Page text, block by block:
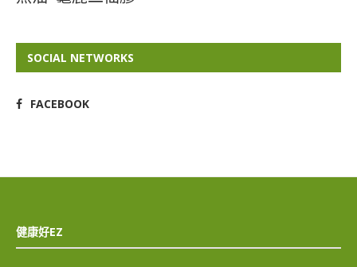
SOCIAL NETWORKS
FACEBOOK
健康好EZ